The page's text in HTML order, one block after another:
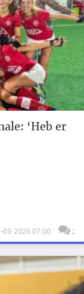
‘Heb er
03-2026 07:00 2